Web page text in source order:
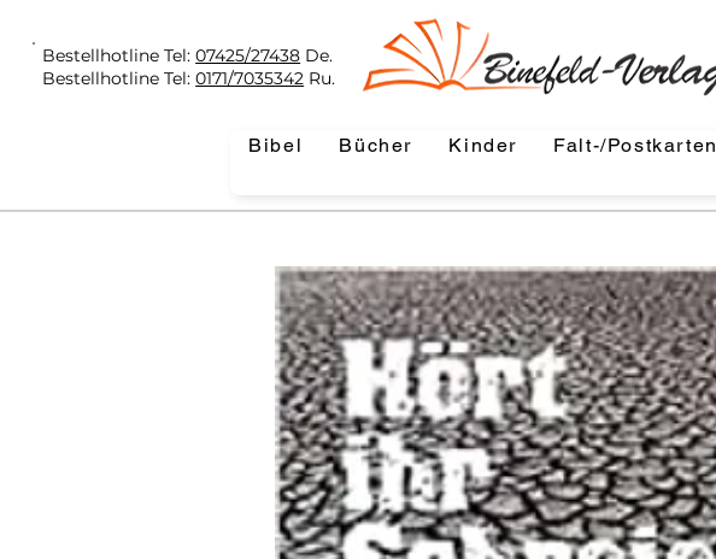
Bestellhotline Tel:07425/27438 De.
Bestellhotline Tel:0171/7035342 Ru.
Bibel Bücher Kinder Falt-/Postkarten